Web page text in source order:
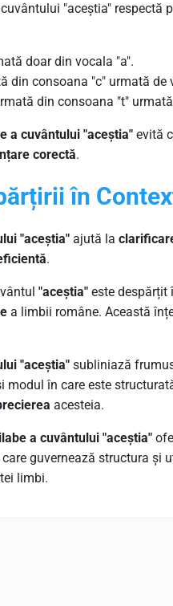
"aceștia"
doar din vocala "a".
din consoana "c" urmată de
din consoana "t"
a cuvântului "aceștia" evită
corectă.
în
"aceștia" ajută la
.
"aceștia" este despărțit
a limbii române. Această
"aceștia" subliniază
modul în care este
acesteia.
a cuvântului "aceștia"
care guvernează structura și
limbi.